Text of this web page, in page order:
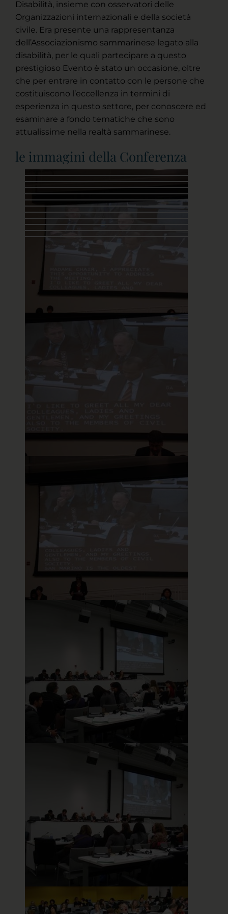
Disabilità, insieme con osservatori delle
Organizzazioni internazionali e della società
civile. Era presente una rappresentanza
dell’Associazionismo sammarinese legato alla
disabilità, per le quali partecipare a questo
prestigioso Evento è stato un occasione, oltre
che per entrare in contatto con le persone che
costituiscono l’eccellenza in termini di
esperienza in questo settore, per conoscere ed
esaminare a fondo tematiche che sono
attualissime nella realtà sammarinese.
le immagini della Conferenza